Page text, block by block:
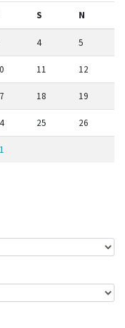
S N
4 5
11 12
18 19
25 26